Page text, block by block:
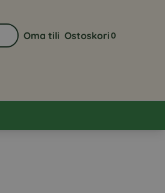
Siirry sivulle Oma tili
Oma tili
Näytä
Ostoskori0